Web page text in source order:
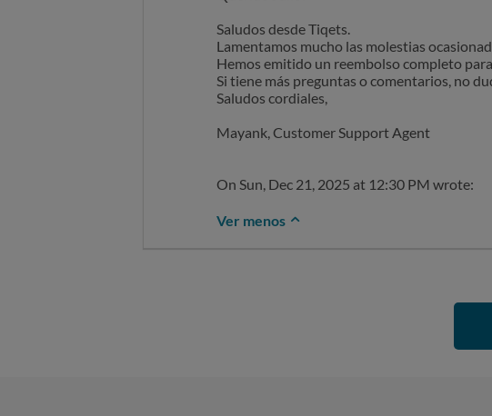
Saludos
Saludos desde Tiqets.
Lamentamos mucho las molestias
Hemos emitido un reembolso completo
Si tiene más preguntas o comentarios, no
Saludos cordiales,
Mayank, Customer Support Agent
On Sun, Dec 21, 2025 at 12:30 PM wrote:
Ver menos